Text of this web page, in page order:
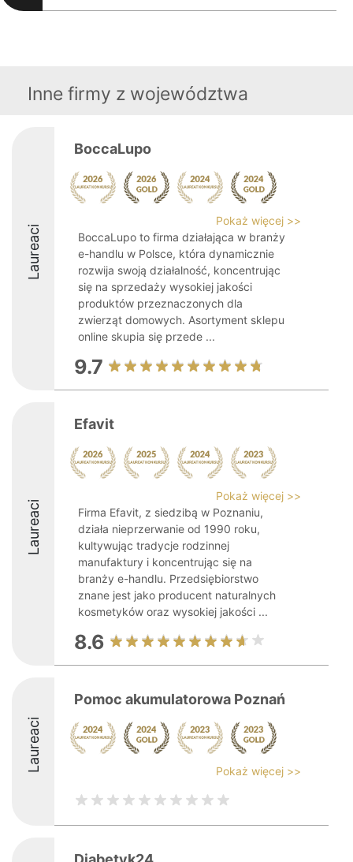
Inne firmy z województwa
Laureaci
BoccaLupo
Pokaż więcej >>
BoccaLupo to firma działająca w branży
e-handlu w Polsce, która dynamicznie
rozwija swoją działalność, koncentrując
się na sprzedaży wysokiej jakości
produktów przeznaczonych dla
zwierząt domowych. Asortyment sklepu
online skupia się przede ...
9.7
Laureaci
Efavit
Pokaż więcej >>
Firma Efavit, z siedzibą w Poznaniu,
działa nieprzerwanie od 1990 roku,
kultywując tradycje rodzinnej
manufaktury i koncentrując się na
branży e-handlu. Przedsiębiorstwo
znane jest jako producent naturalnych
kosmetyków oraz wysokiej jakości ...
8.6
Laureaci
Pomoc akumulatorowa Poznań
Pokaż więcej >>